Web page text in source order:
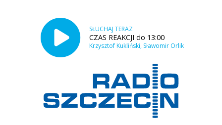
SŁUCHAJ TERAZ
CZAS REAKCJI do 13:00
Krzysztof Kukliński, Sławomir Orlik